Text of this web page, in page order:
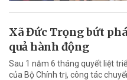
Xã Đức Trọng bứt
quả hành động
Sau 1 năm 6 tháng quyết liệt
của Bộ Chính trị, công tác